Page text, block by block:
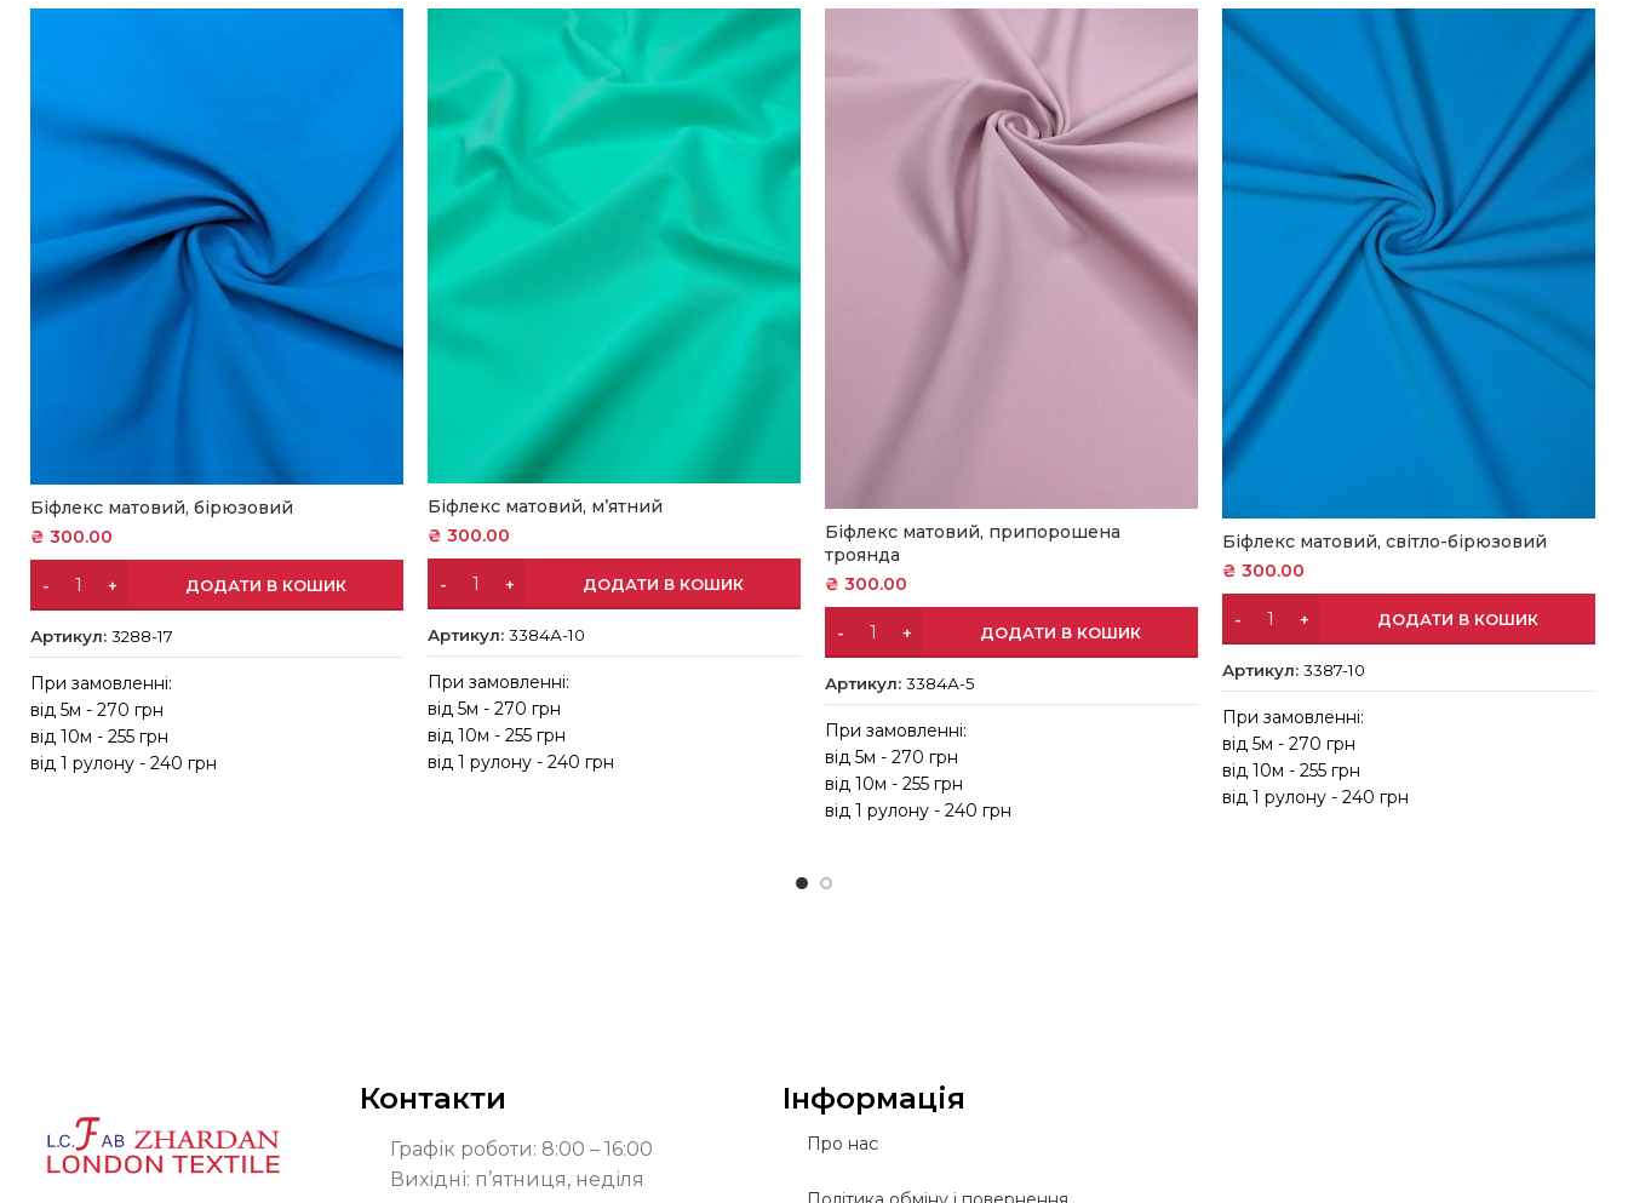
Біфлекс матовий, бірюзовий
₴ 300.00
ДОДАТИ В КОШИК
Артикул:3288-17
При замовленні:
від 5м - 270 грн
від 10м - 255 грн
від 1 рулону - 240 грн
Біфлекс матовий, м’ятний
₴ 300.00
ДОДАТИ В КОШИК
Артикул:3384А-10
При замовленні:
від 5м - 270 грн
від 10м - 255 грн
від 1 рулону - 240 грн
Біфлекс матовий, припорошена
троянда
₴ 300.00
ДОДАТИ В КОШИК
Артикул:3384А-5
При замовленні:
від 5м - 270 грн
від 10м - 255 грн
від 1 рулону - 240 грн
Біфлекс матовий, світло-бірюзовий
₴ 300.00
ДОДАТИ В КОШИК
Артикул:3387-10
При замовленні:
від 5м - 270 грн
від 10м - 255 грн
від 1 рулону - 240 грн
Контакти
Графік роботи: 8:00 – 16:00
Вихідні: п’ятниця, неділя
Інформація
Про нас